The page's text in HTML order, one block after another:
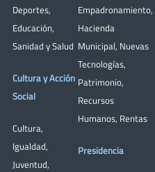
Deportes,
Educación,
Sanidad y Salud
Cultura y Acción
Social
Cultura,
Igualdad,
Juventud,
Empadronamiento,
Hacienda
Municipal, Nuevas
Tecnologías,
Patrimonio,
Recursos
Humanos, Rentas
Presidencia